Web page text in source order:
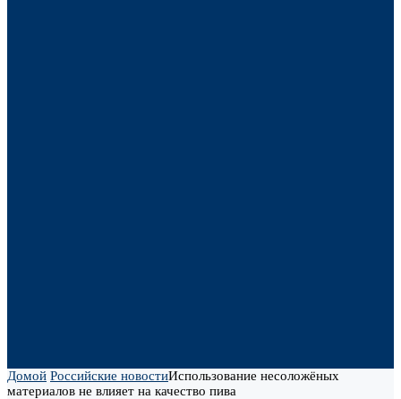
Домой Российские новостиИспользование несоложёных
материалов не влияет на качество пива